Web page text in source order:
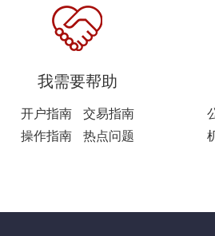
我需要帮助
开户指南
交易指南
操作指南
热点问题